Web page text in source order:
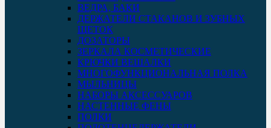
ВЕДРА, БАКИ
ДЕРЖАТЕЛИ СТАКАНОВ И ЗУБНЫХ
ЩЕТОК
ДОЗАТОРЫ
ЗЕРКАЛА КОСМЕТИЧЕСКИЕ
КРЮЧКИ ВЕШАЛКИ
МНОГОФУНКЦИОНАЛЬНАЯ ПОЛКА
МЫЛЬНИЦЫ
НАБОРЫ АКСЕССУАРОВ
НАСТЕННЫЕ ФЕНЫ
ПОЛКИ